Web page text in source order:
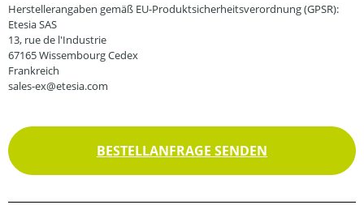
Herstellerangaben gemäß EU-Produktsicherheitsverordnung (GPSR):
Etesia SAS
13, rue de l'Industrie
67165 Wissembourg Cedex
Frankreich
sales-ex@etesia.com
BESTELLANFRAGE SENDEN